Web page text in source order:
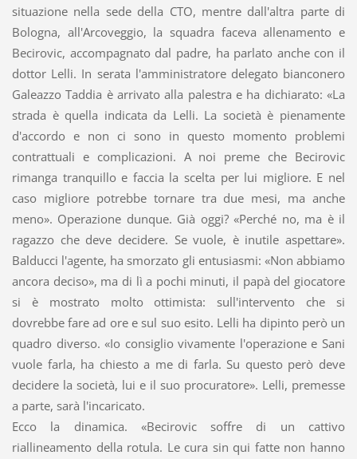
situazione nella sede della CTO, mentre dall'altra parte di
Bologna, all'Arcoveggio, la squadra faceva allenamento e
Becirovic, accompagnato dal padre, ha parlato anche con il
dottor Lelli. In serata l'amministratore delegato bianconero
Galeazzo Taddia è arrivato alla palestra e ha dichiarato: «La
strada è quella indicata da Lelli. La società è pienamente
d'accordo e non ci sono in questo momento problemi
contrattuali e complicazioni. A noi preme che Becirovic
rimanga tranquillo e faccia la scelta per lui migliore. E nel
caso migliore potrebbe tornare tra due mesi, ma anche
meno». Operazione dunque. Già oggi? «Perché no, ma è il
ragazzo che deve decidere. Se vuole, è inutile aspettare».
Balducci l'agente, ha smorzato gli entusiasmi: «Non abbiamo
ancora deciso», ma di lì a pochi minuti, il papà del giocatore
si è mostrato molto ottimista: sull'intervento che si
dovrebbe fare ad ore e sul suo esito. Lelli ha dipinto però un
quadro diverso. «Io consiglio vivamente l'operazione e Sani
vuole farla, ha chiesto a me di farla. Su questo però deve
decidere la società, lui e il suo procuratore». Lelli, premesse
a parte, sarà l'incaricato.
Ecco la dinamica. «Becirovic soffre di un cattivo
riallineamento della rotula. Le cura sin qui fatte non hanno